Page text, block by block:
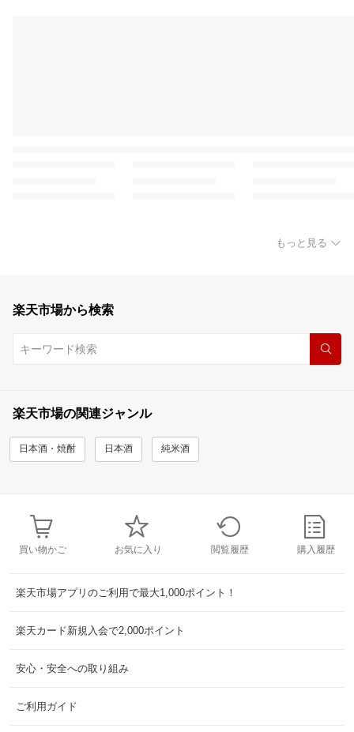
もっと見る
楽天市場から検索
楽天市場の関連ジャンル
日本酒・焼酎 日本酒 純米酒
買い物かご お気に入り 閲覧履歴 購入履歴
楽天市場アプリのご利用で最大1,000ポイント！
楽天カード新規入会で2,000ポイント
安心・安全への取り組み
ご利用ガイド